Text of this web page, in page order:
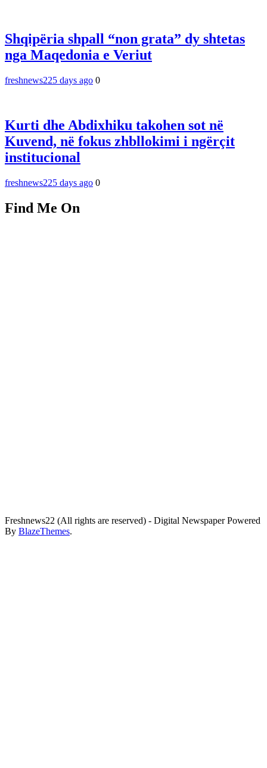
Shqipëria shpall “non grata” dy shtetas
nga Maqedonia e Veriut
freshnews225 days ago 0
Kurti dhe Abdixhiku takohen sot në
Kuvend, në fokus zhbllokimi i ngërçit
institucional
freshnews225 days ago 0
Find Me On
Freshnews22 (All rights are reserved) - Digital Newspaper Powered
By BlazeThemes.